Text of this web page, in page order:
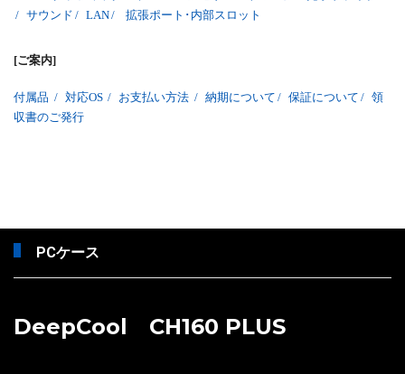
/ サウンド / LAN/ 拡張ポート･内部スロット
[ご案内]
付属品 / 対応OS / お支払い方法 / 納期について / 保証について / 領
収書のご発行
PCケース
DeepCool CH160 PLUS